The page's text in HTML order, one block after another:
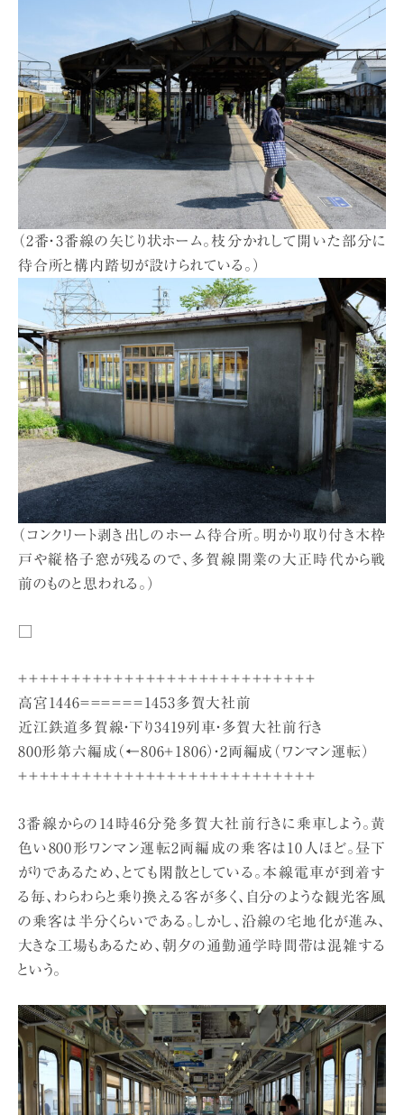
（2番・3番線の矢じり状ホーム。枝分かれして開いた部分に
待合所と構内踏切が設けられている。）
（コンクリート剥き出しのホーム待合所。明かり取り付き木枠
戸や縦格子窓が残るので、多賀線開業の大正時代から戦
前のものと思われる。）
□
＋＋＋＋＋＋＋＋＋＋＋＋＋＋＋＋＋＋＋＋＋＋＋＋＋＋＋＋
高宮1446＝＝＝＝＝＝1453多賀大社前
近江鉄道多賀線・下り3419列車・多賀大社前行き
800形第六編成（←806＋1806）・2両編成（ワンマン運転）
＋＋＋＋＋＋＋＋＋＋＋＋＋＋＋＋＋＋＋＋＋＋＋＋＋＋＋＋
3番線からの14時46分発多賀大社前行きに乗車しよう。黄
色い800形ワンマン運転2両編成の乗客は10人ほど。昼下
がりであるため、とても閑散としている。本線電車が到着す
る毎、わらわらと乗り換える客が多く、自分のような観光客風
の乗客は半分くらいである。しかし、沿線の宅地化が進み、
大きな工場もあるため、朝夕の通勤通学時間帯は混雑する
という。